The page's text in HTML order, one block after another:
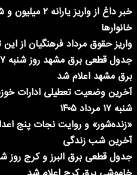
خانوارها
واریز حقوق مرداد فرهنگیان از
برق مشهد اعلام شد
آخرین وضعیت تعطیلی ادارات
شنبه ۱۷ مرداد ۱۴۰۵
«زنده‌شور» و روایت نجات پنج
آخرین شب زندگی